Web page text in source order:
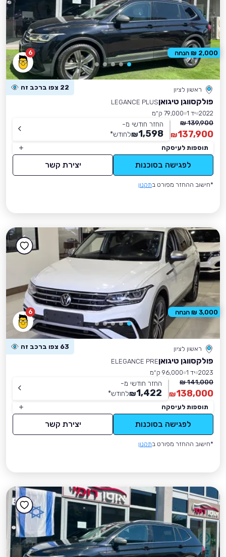
6
ראשון לציון 22 צפו ברכב זה
פולקסווגן טיגואןLEGANCE PLUS
2022 יד 1
79,000 ק״מ
139,900 ₪
137,900
₪
החזר חודשי מ-
1,598
₪לחודש*
תוספות לעיסקה
לפגישה בסוכנות יצירת קשר
*חישוב ההחזר מפורט בתקנון
2,000 ₪ הנחה
6
ראשון לציון 63 צפו ברכב זה
פולקסווגן טיגואןELEGANCE PRE
2023 יד 1
96,000 ק״מ
141,000 ₪
138,000
₪
החזר חודשי מ-
1,422
₪לחודש*
תוספות לעיסקה
לפגישה בסוכנות יצירת קשר
*חישוב ההחזר מפורט בתקנון
3,000 ₪ הנחה